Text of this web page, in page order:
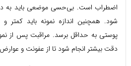
اضطراب است. بی‌حسی موضعی باید به
شود. همچنین اندازه نمونه باید کمتر
پوستی به حداقل برسد. مراقبت پس از
دقت بیشتر انجام شود تا از عفونت و